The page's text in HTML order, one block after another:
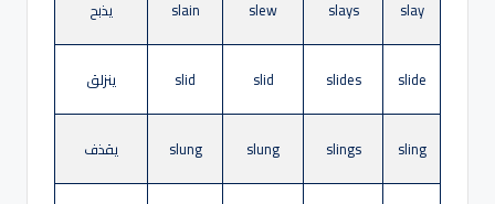
slay
slays
slew
slain يذبح
slide
slides
slid
slid ينزلق
sling
slings
slung
slung يقذف